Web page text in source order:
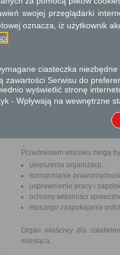
Tryb odwoławczy
opłat.
Skargi i wnioski
Przedmiotem skargi może
pracowników, naruszenie
Przedmiotem wniosku mogą
ulepszenia organizacji,
wzmacnianie
usprawnienie pracy i
ochrony własności
lepszego zaspokajania
Organ właściwy dla
miesiąca.
swojej przeglądarki
oznacza, iż użytkownik
ciasteczka
zawartości Serwisu do
wyświetlić stronę
- Wpływają na wewnętrzne